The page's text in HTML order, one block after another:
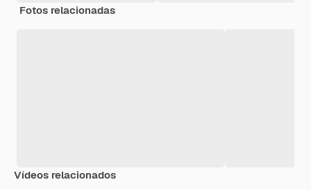
Fotos relacionadas
Vídeos relacionados